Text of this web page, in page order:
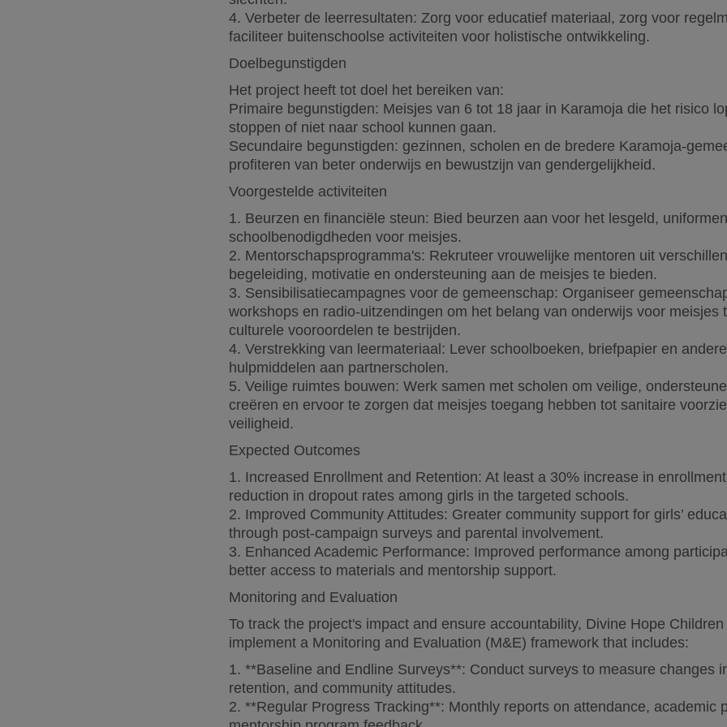
4. Verbeter de leerresultaten: Zorg voor educatief materiaal, zorg voor
faciliteer buitenschoolse activiteiten voor holistische ontwikkeling.
Doelbegunstigden
Het project heeft tot doel het bereiken van:
Primaire begunstigden: Meisjes van 6 tot 18 jaar in Karamoja die het risico
stoppen of niet naar school kunnen gaan.
Secundaire begunstigden: gezinnen, scholen en de bredere Karamoja-
profiteren van beter onderwijs en bewustzijn van gendergelijkheid.
Voorgestelde activiteiten
1. Beurzen en financiële steun: Bied beurzen aan voor het lesgeld,
schoolbenodigdheden voor meisjes.
2. Mentorschapsprogramma's: Rekruteer vrouwelijke mentoren uit
begeleiding, motivatie en ondersteuning aan de meisjes te bieden.
3. Sensibilisatiecampagnes voor de gemeenschap: Organiseer
workshops en radio-uitzendingen om het belang van onderwijs voor meisjes
culturele vooroordelen te bestrijden.
4. Verstrekking van leermateriaal: Lever schoolboeken, briefpapier en
hulpmiddelen aan partnerscholen.
5. Veilige ruimtes bouwen: Werk samen met scholen om veilige,
creëren en ervoor te zorgen dat meisjes toegang hebben tot sanitaire
veiligheid.
Expected Outcomes
1. Increased Enrollment and Retention: At least a 30% increase in
reduction in dropout rates among girls in the targeted schools.
2. Improved Community Attitudes: Greater community support for girls’
through post-campaign surveys and parental involvement.
3. Enhanced Academic Performance: Improved performance among
better access to materials and mentorship support.
Monitoring and Evaluation
To track the project's impact and ensure accountability, Divine Hope
implement a Monitoring and Evaluation (M&E) framework that includes:
1. **Baseline and Endline Surveys**: Conduct surveys to measure changes
retention, and community attitudes.
2. **Regular Progress Tracking**: Monthly reports on attendance, academic